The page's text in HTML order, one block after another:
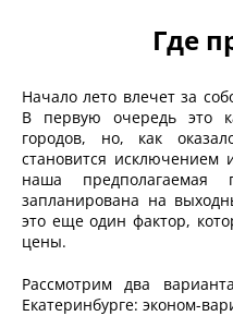
Где
Начало лето влечет за
В первую очередь это
городов, но, как
становится исключением
наша предполагаемая
запланирована на
это еще один фактор,
цены.
Рассмотрим два
Екатеринбурге: эконом-